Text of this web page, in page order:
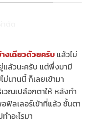
งเดียวด้วยครับ แล้วไม่
แล้วนะครับ แต่พึ่งมามี
นานนี้ ก็เลยเข้ามา
วณเปลือกตาให้ หลังทำ
ลเลอร์เข้าที่แล้ว ชั้นตา
ำอะไรมา